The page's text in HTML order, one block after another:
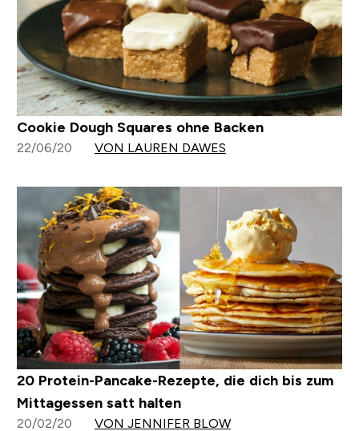
Cookie Dough Squares ohne Backen
22/06/20 VON LAUREN DAWES
20 Protein-Pancake-Rezepte, die dich bis zum
Mittagessen satt halten
20/02/20 VON JENNIFER BLOW